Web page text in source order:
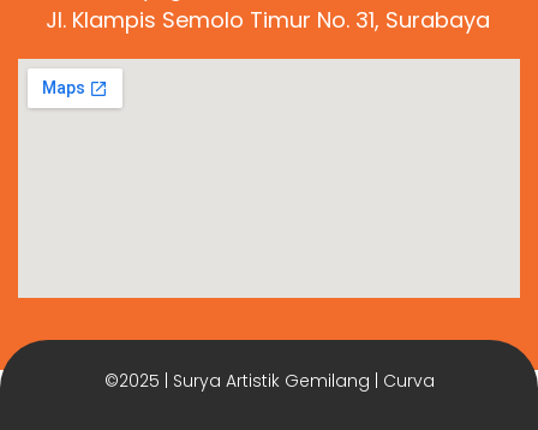
Jl. Klampis Semolo Timur No. 31, Surabaya
©2025 | Surya Artistik Gemilang | Curva